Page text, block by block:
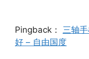
Pingback： 三轴
好 – 自由国度